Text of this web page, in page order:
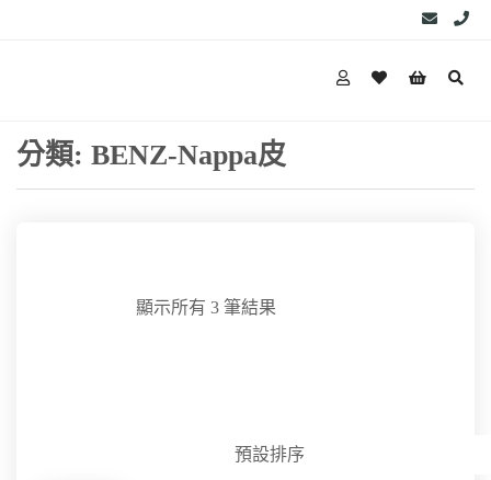
分類: BENZ-Nappa皮
顯示所有 3 筆結果